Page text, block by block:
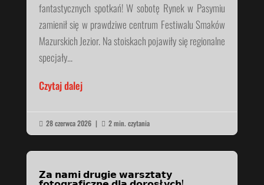
fantastycznych spotkań! W sobotę Rynek w Pasymiu
zamienił się w prawdziwe centrum Festiwalu Smaków
Mazurskich Jezior. Na stoiskach pojawiły się regionalne
specjały...
Czytaj dalej
 28 czerwca 2026 |  2 min. czytania
𝗭𝗮 𝗻𝗮𝗺𝗶 𝗱𝗿𝘂𝗴𝗶𝗲 𝘄𝗮𝗿𝘀𝘇𝘁𝗮𝘁𝘆